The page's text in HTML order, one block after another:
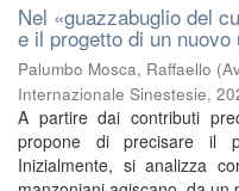
Nel «guazzabuglio del
e il progetto di un
Palumbo Mosca, Raffaello (
Internazionale Sinestesie,
A partire dai contributi
propone di precisare il
Inizialmente, si analizza